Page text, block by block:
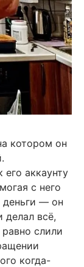
котором он
аккаунту
с него
деньги — он
делал всё,
слили
когда-